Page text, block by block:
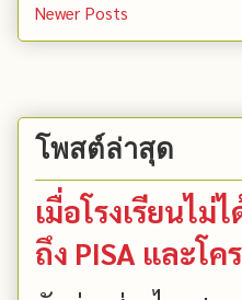
Newer Posts
โพสต์ล่าสุด
เมื่อโรงเรียนไ
ถึง PISA และโ